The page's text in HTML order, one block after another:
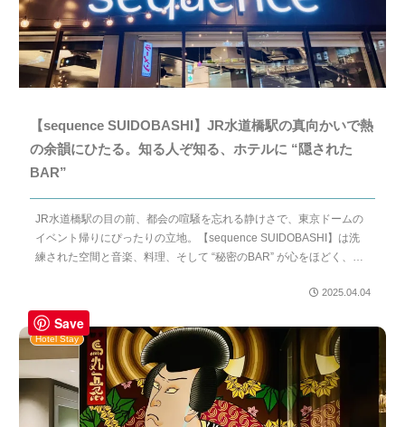
【sequence SUIDOBASHI】JR水道橋駅の真向かいで熱
の余韻にひたる。知る人ぞ知る、ホテルに “隠された
BAR”
JR水道橋駅の目の前、都会の喧騒を忘れる静けさで、東京ドームの
イベント帰りにぴったりの立地。【sequence SUIDOBASHI】は洗
練された空間と音楽、料理、そして “秘密のBAR” が心をほどく、感
2025.04.04
Hotel Stay
Save